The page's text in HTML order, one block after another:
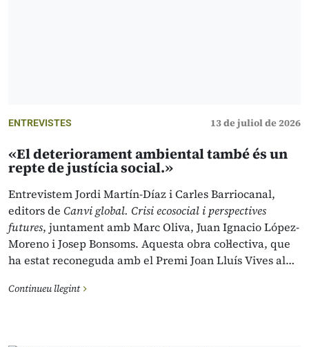
ENTREVISTES 13 de juliol de 2026
«El deteriorament ambiental també és un
repte de justícia social.»
Entrevistem Jordi Martín-Díaz i Carles Barriocanal,
editors de Canvi global. Crisi ecosocial i perspectives
futures, juntament amb Marc Oliva, Juan Ignacio López-
Moreno i Josep Bonsoms. Aquesta obra col·lectiva, que
ha estat reconeguda amb el Premi Joan Lluís Vives al…
Continueu llegint